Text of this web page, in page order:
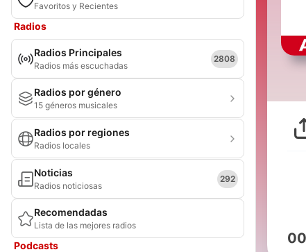
Favoritos y Recientes
Radios
Radios Principales
Radios más escuchadas
2808
Radios por género
15 géneros musicales
Radios por regiones
Radios locales
Noticias
Radios noticiosas
292
Recomendadas
Lista de las mejores radios
Podcasts